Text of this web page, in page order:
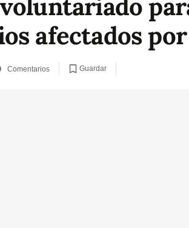
afectados
Comentarios Guardar